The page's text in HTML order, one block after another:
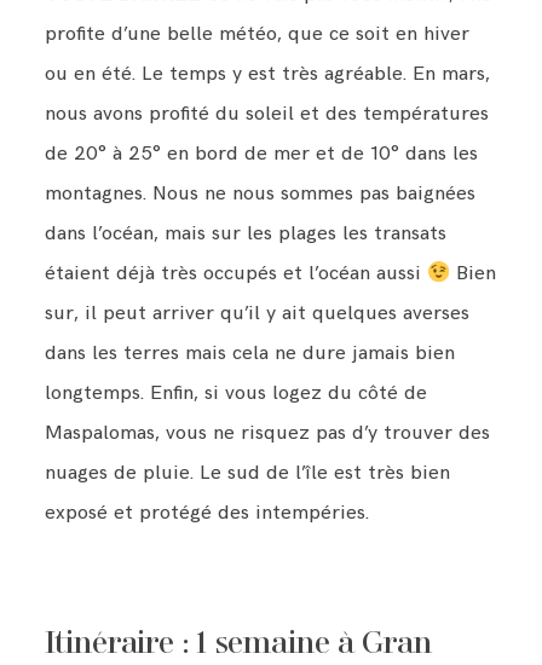
profite d’une belle météo, que ce soit en hiver
ou en été. Le temps y est très agréable. En mars,
nous avons profité du soleil et des températures
de 20° à 25° en bord de mer et de 10° dans les
montagnes. Nous ne nous sommes pas baignées
dans l’océan, mais sur les plages les transats
étaient déjà très occupés et l’océan aussi
Bien
sur, il peut arriver qu’il y ait quelques averses
dans les terres mais cela ne dure jamais bien
longtemps. Enfin, si vous logez du côté de
Maspalomas, vous ne risquez pas d’y trouver des
nuages de pluie. Le sud de l’île est très bien
exposé et protégé des intempéries.
Itinéraire : 1 semaine à Gran